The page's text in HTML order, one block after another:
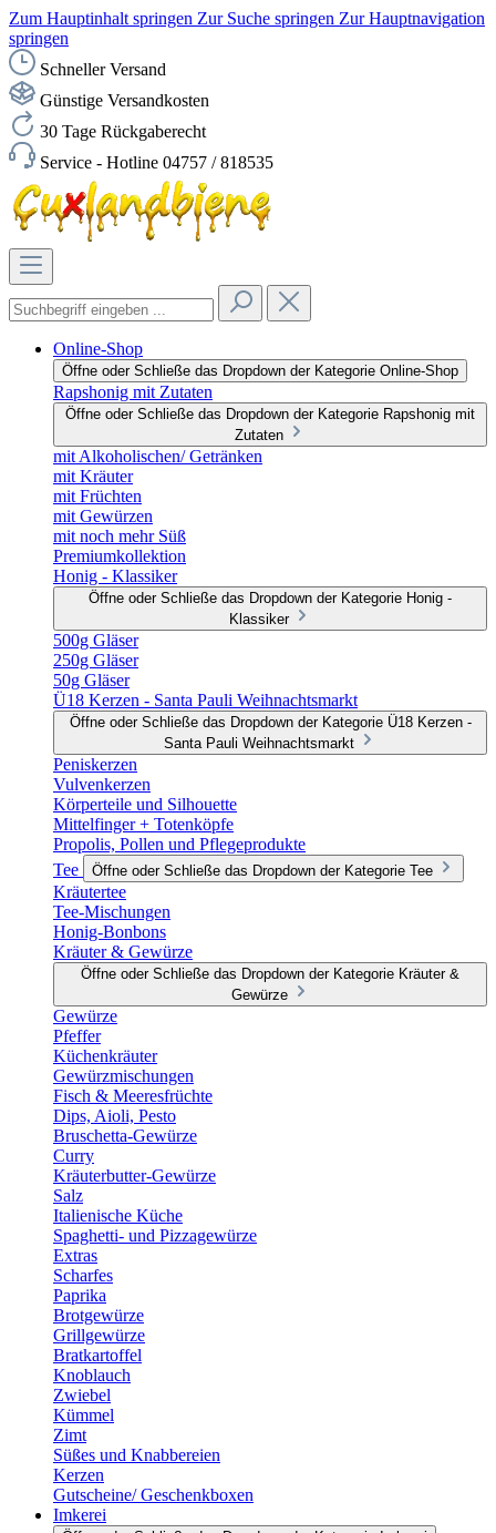
Zum Hauptinhalt springen Zur Suche springen Zur Hauptnavigation
springen
Schneller Versand
Günstige Versandkosten
30 Tage Rückgaberecht
Service - Hotline 04757 / 818535
Online-Shop
Öffne oder Schließe das Dropdown der Kategorie Online-Shop
Rapshonig mit Zutaten
Öffne oder Schließe das Dropdown der Kategorie Rapshonig mit
Zutaten
mit Alkoholischen/ Getränken
mit Kräuter
mit Früchten
mit Gewürzen
mit noch mehr Süß
Premiumkollektion
Honig - Klassiker
Öffne oder Schließe das Dropdown der Kategorie Honig -
Klassiker
500g Gläser
250g Gläser
50g Gläser
Ü18 Kerzen - Santa Pauli Weihnachtsmarkt
Öffne oder Schließe das Dropdown der Kategorie Ü18 Kerzen -
Santa Pauli Weihnachtsmarkt
Peniskerzen
Vulvenkerzen
Körperteile und Silhouette
Mittelfinger + Totenköpfe
Propolis, Pollen und Pflegeprodukte
Tee
Öffne oder Schließe das Dropdown der Kategorie Tee
Kräutertee
Tee-Mischungen
Honig-Bonbons
Kräuter & Gewürze
Öffne oder Schließe das Dropdown der Kategorie Kräuter &
Gewürze
Gewürze
Pfeffer
Küchenkräuter
Gewürzmischungen
Fisch & Meeresfrüchte
Dips, Aioli, Pesto
Bruschetta-Gewürze
Curry
Kräuterbutter-Gewürze
Salz
Italienische Küche
Spaghetti- und Pizzagewürze
Extras
Scharfes
Paprika
Brotgewürze
Grillgewürze
Bratkartoffel
Knoblauch
Zwiebel
Kümmel
Zimt
Süßes und Knabbereien
Kerzen
Gutscheine/ Geschenkboxen
Imkerei